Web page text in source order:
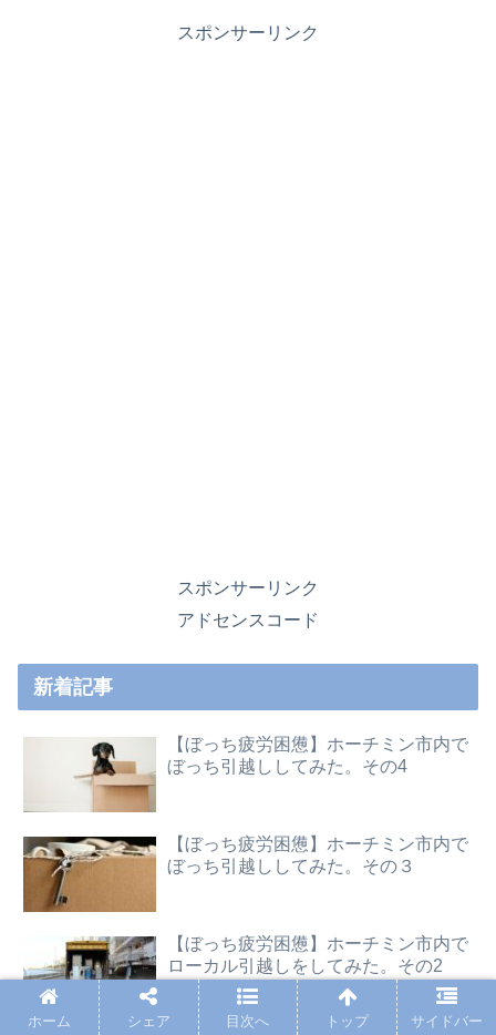
スポンサーリンク
スポンサーリンク
アドセンスコード
新着記事
【ぼっち疲労困憊】ホーチミン市内で
ぼっち引越ししてみた。その4
【ぼっち疲労困憊】ホーチミン市内で
ぼっち引越ししてみた。その３
【ぼっち疲労困憊】ホーチミン市内で
ローカル引越しをしてみた。その2
ホーム シェア 目次へ トップ サイドバー